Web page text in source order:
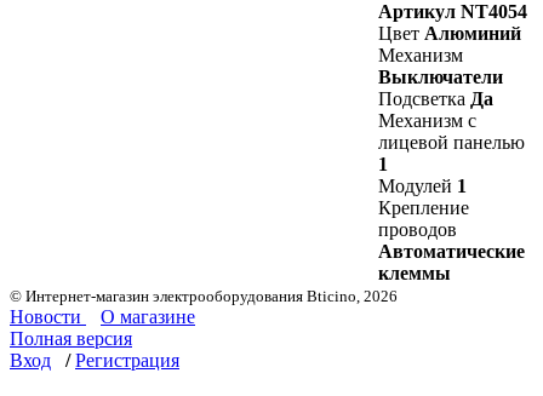
Артикул NT4054
Цвет Алюминий
Механизм
Выключатели
Подсветка Да
Механизм с
лицевой панелью
1
Модулей 1
Крепление
проводов
Автоматические
клеммы
© Интернет-магазин электрооборудования Bticino, 2026
Новости
О магазине
Полная версия
Вход
/ Регистрация